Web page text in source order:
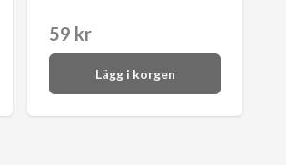
59 kr
Lägg i korgen